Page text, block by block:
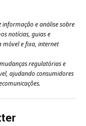
e análise sobre
notícias, guias e
móvel e fixa, internet
regulatórias e
ajudando consumidores